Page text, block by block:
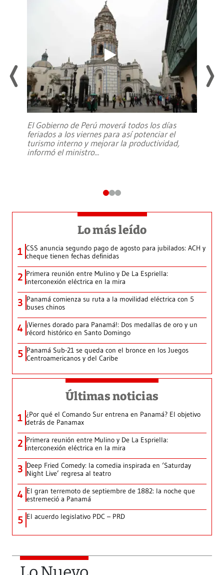
El Gobierno de Perú moverá todos los días
feriados a los viernes para así potenciar el
turismo interno y mejorar la productividad,
informó el ministro...
Lo más leído
1 CSS anuncia segundo pago de agosto para jubilados: ACH y
cheque tienen fechas definidas
2 Primera reunión entre Mulino y De La Espriella:
interconexión eléctrica en la mira
3 Panamá comienza su ruta a la movilidad eléctrica con 5
buses chinos
4 ¡Viernes dorado para Panamá!: Dos medallas de oro y un
récord histórico en Santo Domingo
5 Panamá Sub-21 se queda con el bronce en los Juegos
Centroamericanos y del Caribe
Últimas noticias
1 ¿Por qué el Comando Sur entrena en Panamá? El objetivo
detrás de Panamax
2 Primera reunión entre Mulino y De La Espriella:
interconexión eléctrica en la mira
3 Deep Fried Comedy: la comedia inspirada en ‘Saturday
Night Live’ regresa al teatro
4 El gran terremoto de septiembre de 1882: la noche que
estremeció a Panamá
5 El acuerdo legislativo PDC – PRD